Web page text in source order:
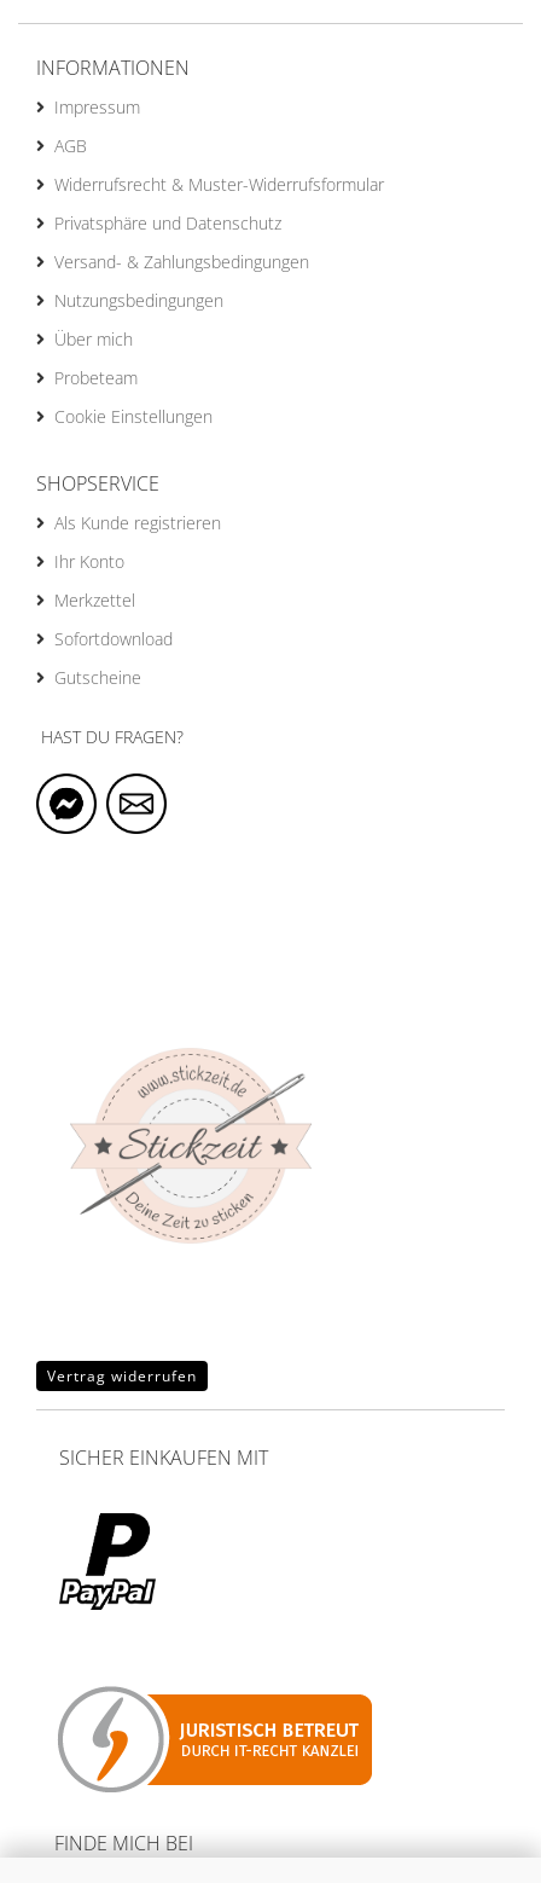
INFORMATIONEN
Impressum
AGB
Widerrufsrecht & Muster-Widerrufsformular
Privatsphäre und Datenschutz
Versand- & Zahlungsbedingungen
Nutzungsbedingungen
Über mich
Probeteam
Cookie Einstellungen
SHOPSERVICE
Als Kunde registrieren
Ihr Konto
Merkzettel
Sofortdownload
Gutscheine
HAST DU FRAGEN?
Vertrag widerrufen
SICHER EINKAUFEN MIT
FINDE MICH BEI